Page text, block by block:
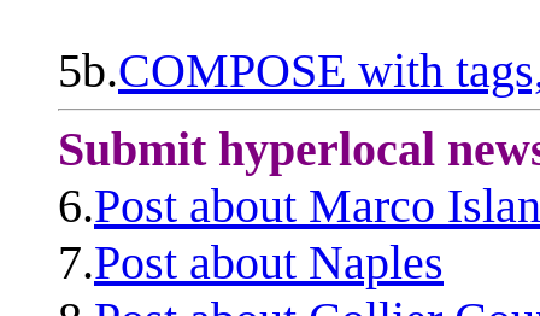
5b.COMPOSE with
Submit hyperlocal
6.Post about Marco
7.Post about Naples